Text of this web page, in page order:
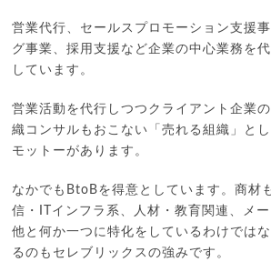
営業代行、セールスプロモーション支援
グ事業、採用支援など企業の中心業務を
しています。
営業活動を代行しつつクライアント企業
織コンサルもおこない「売れる組織」と
モットーがあります。
なかでもBtoBを得意としています。商材
信・ITインフラ系、人材・教育関連、メ
他と何か一つに特化をしているわけでは
るのもセレブリックスの強みです。